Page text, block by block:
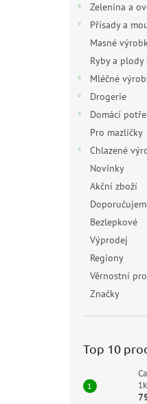
Zelenina a
Přísady a
Masné
Ryby a plody
Mléčné
Drogerie
Domácí
Pro mazlíčky
Chlazené
Novinky
Akční zboží
Bezlepkové
Výprodej
Regiony
Věrnostní
Značky
Top 10